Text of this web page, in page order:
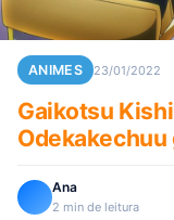
ANIMES 23/01/2022
Gaikotsu
Ana
2 min de leitura